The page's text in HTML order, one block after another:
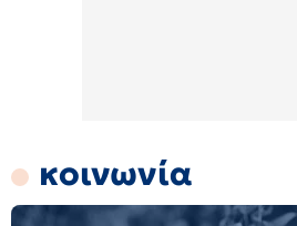
κοινωνία